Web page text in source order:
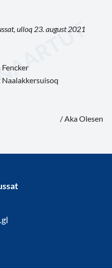
ulloq 23. august 2021
/ Aka Olesen